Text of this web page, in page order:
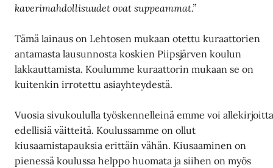
kaverimahdollisuudet ovat suppeammat.”
Tämä lainaus on Lehtosen mukaan otettu kuraattorien
antamasta lausunnosta koskien Piipsjärven koulun
lakkauttamista. Koulumme kuraattorin mukaan se on
kuitenkin irrotettu asiayhteydestä.
Vuosia sivukoululla työskennelleinä emme voi
edellisiä väitteitä. Koulussamme on ollut
kiusaamistapauksia erittäin vähän. Kiusaaminen on
pienessä koulussa helppo huomata ja siihen on myös